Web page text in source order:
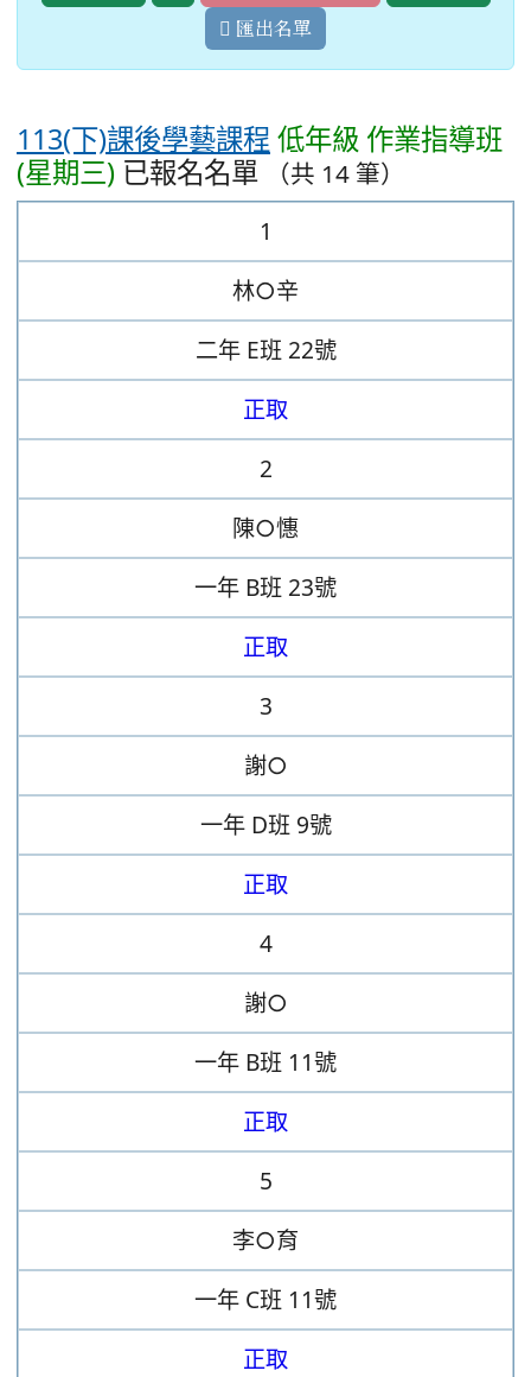
匯出名單
113(下)課後學藝課程 低年級 作業指導班
(星期三) 已報名名單 （共 14 筆）
1
林○辛
二年 E班 22號
正取
2
陳○憓
一年 B班 23號
正取
3
謝○
一年 D班 9號
正取
4
謝○
一年 B班 11號
正取
5
李○育
一年 C班 11號
正取